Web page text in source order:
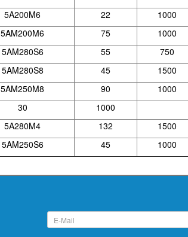
5A200M6 22 1000
5AM200M6 75
1000
5AM280S6 55 750
5AM280S8 45 1500
5AM250M8 90 1000
30 1000
5A280M4 132 1500
5AM250S6 45 1000